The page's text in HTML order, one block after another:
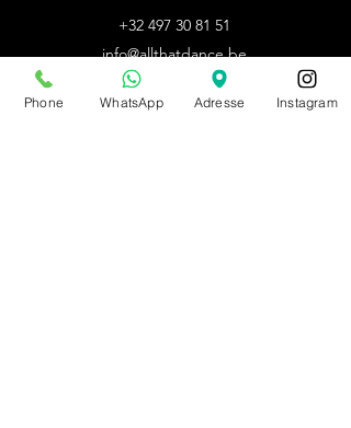
+32 497 30 81 51
info@allthatdance.be
HORAIRES D'ETEBOUTIQUE
Phone WhatsApp Adresse Instagram